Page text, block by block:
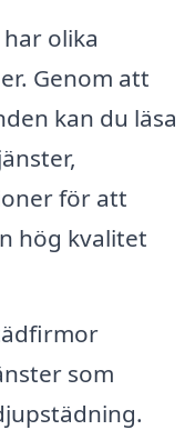
olika
Genom att
kan du läsa
för att
hög kvalitet
som